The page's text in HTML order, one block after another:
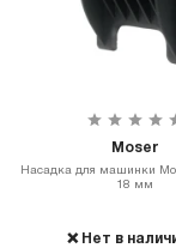
Moser
Насадка для машинки
18 мм
❌ Нет в